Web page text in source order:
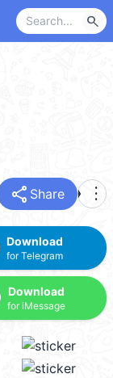
search
share Share more_vert
Download
for Telegram
Download
for iMessage